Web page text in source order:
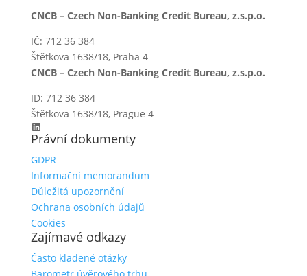
CNCB – Czech Non-Banking Credit Bureau, z.s.p.o.
IČ: 712 36 384
Štětkova 1638/18, Praha 4
CNCB – Czech Non-Banking Credit Bureau, z.s.p.o.
ID: 712 36 384
Štětkova 1638/18, Prague 4
LinkedIn
Právní dokumenty
GDPR
Informační memorandum
Důležitá upozornění
Ochrana osobních údajů
Cookies
Zajímavé odkazy
Často kladené otázky
Barometr úvěrového trhu